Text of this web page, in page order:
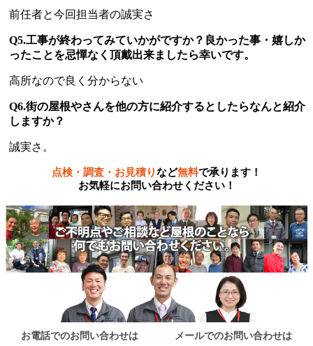
前任者と今回担当者の誠実さ
Q5.工事が終わってみていかがですか？良かった事・嬉しか
ったことを忌憚なく頂戴出来ましたら幸いです。
高所なので良く分からない
Q6.街の屋根やさんを他の方に紹介するとしたらなんと紹介
しますか？
誠実さ。
点検・調査・お見積りなど無料で承ります！
お気軽にお問い合わせください！
お電話でのお問い合わせは メールでのお問い合わせは